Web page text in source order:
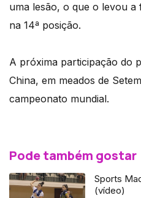
uma lesão, o que o levou
na 14ª posição.
A próxima participação do
China, em meados de
campeonato mundial.
Pode também gostar
Sports
(vídeo)